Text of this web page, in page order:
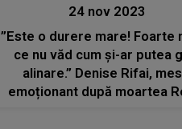
24 nov 2023
”Este o durere mare! Foarte
ce nu văd cum și-ar putea
alinare.” Denise Rifai,
emoționant după moartea